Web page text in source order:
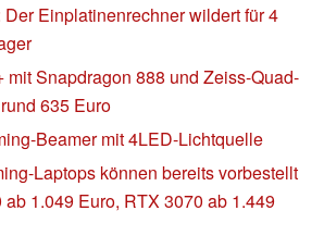
Einplatinenrechner wildert für 4
mit Snapdragon 888 und Zeiss-Quad-
635 Euro
Beamer mit 4LED-Lichtquelle
Laptops können bereits vorbestellt
1.049 Euro, RTX 3070 ab 1.449